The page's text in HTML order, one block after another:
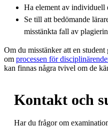
Ha element av individuell
Se till att bedömande
misstänkta fall av
Om du misstänker att en
om processen för
kan finnas några tvivel om de
Kontakt och
Har du frågor om